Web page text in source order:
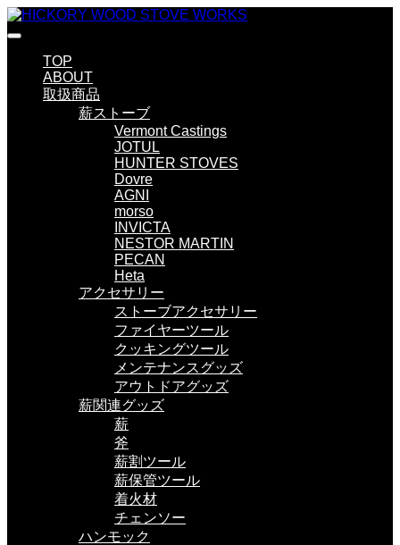
TOP
ABOUT
取扱商品
薪ストーブ
Vermont Castings
JOTUL
HUNTER STOVES
Dovre
AGNI
morso
INVICTA
NESTOR MARTIN
PECAN
Heta
アクセサリー
ストーブアクセサリー
ファイヤーツール
クッキングツール
メンテナンスグッズ
アウトドアグッズ
薪関連グッズ
薪
斧
薪割ツール
薪保管ツール
着火材
チェンソー
ハンモック